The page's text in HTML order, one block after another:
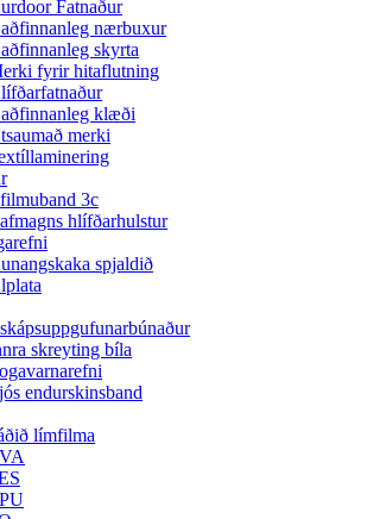
Fatnaður
nærbuxur
skyrta
fyrir hitaflutning
klæði
merki
3c
hlífðarhulstur
spjaldið
skreyting bíla
endurskinsband
límfilma